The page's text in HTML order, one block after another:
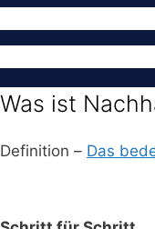
Was ist
Definition – Das